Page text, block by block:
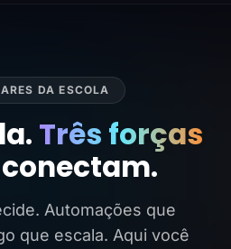
DA ESCOLA
Três forças
Automações que
que escala. Aqui você